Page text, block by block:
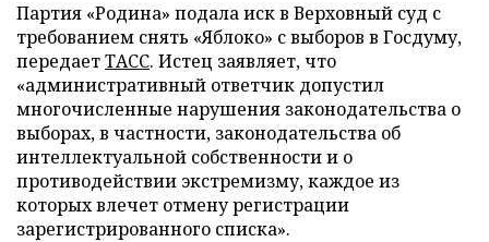
Партия «Родина» подала иск в Верховный суд с
требованием снять «Яблоко» с выборов в Госдуму,
передаетТАСС. Истец заявляет, что
«административный ответчик допустил
многочисленные нарушения законодательства о
выборах, в частности, законодательства об
интеллектуальной собственности и о
противодействии экстремизму, каждое из
которых влечет отмену регистрации
зарегистрированного списка».